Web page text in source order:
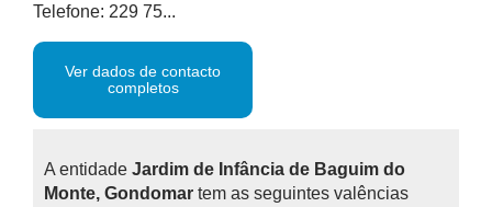
Telefone: 229 75...
Ver dados de contacto
completos
A entidade Jardim de Infância de Baguim do
Monte, Gondomar tem as seguintes valências